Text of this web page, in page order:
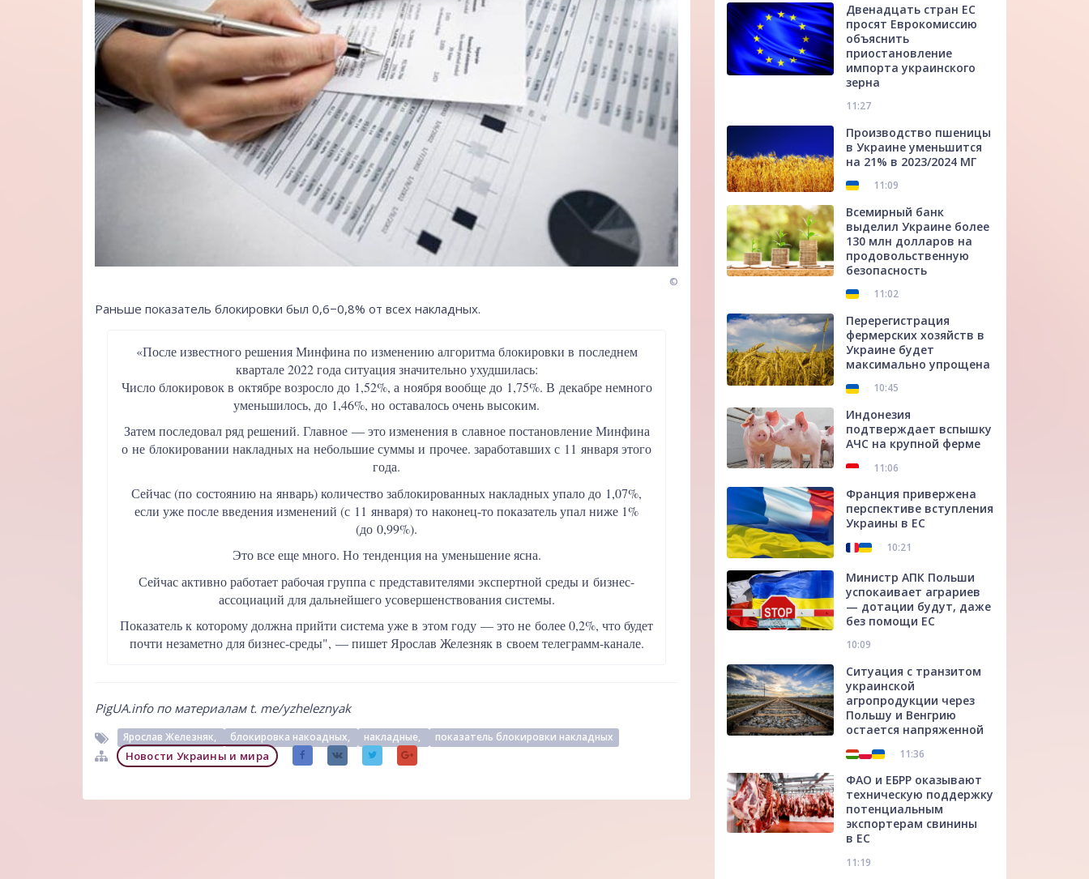
©
Раньше показатель блокировки был 0,6−0,8% от всех накладных.
«После известного решения Минфина по изменению алгоритма блокировки в последнем
квартале 2022 года ситуация значительно ухудшилась:
Число блокировок в октябре возросло до 1,52%, а ноября вообще до 1,75%. В декабре немного
уменьшилось, до 1,46%, но оставалось очень высоким.
Затем последовал ряд решений. Главное — это изменения в славное постановление Минфина
о не блокировании накладных на небольшие суммы и прочее. заработавших с 11 января этого
года.
Сейчас (по состоянию на январь) количество заблокированных накладных упало до 1,07%,
если уже после введения изменений (с 11 января) то наконец-то показатель упал ниже 1%
(до 0,99%).
Это все еще много. Но тенденция на уменьшение ясна.
Сейчас активно работает рабочая группа с представителями экспертной среды и бизнес-
ассоциаций для дальнейшего усовершенствования системы.
Показатель к которому должна прийти система уже в этом году — это не более 0,2%, что будет
почти незаметно для бизнес-среды", — пишет Ярослав Железняк в своем телеграмм-канале.
PigUA.info по материаламt. me/yzheleznyak
Ярослав Железняк, блокировка накоадных, накладные, показатель блокировки накладных
Новости Украины и мира
Двенадцать стран ЕС
просят Еврокомиссию
объяснить
приостановление
импорта украинского
зерна
11:27
Производство пшеницы
в Украине уменьшится
на 21% в 2023/2024 МГ
11:09
Всемирный банк
выделил Украине более
130 млн долларов на
продовольственную
безопасность
11:02
Перерегистрация
фермерских хозяйств в
Украине будет
максимально упрощена
10:45
Индонезия
подтверждает вспышку
АЧС на крупной ферме
11:06
Франция привержена
перспективе вступления
Украины в ЕС
10:21
Министр АПК Польши
успокаивает аграриев
— дотации будут, даже
без помощи ЕС
10:09
Ситуация с транзитом
украинской
агропродукции через
Польшу и Венгрию
остается напряженной
11:36
ФАО и ЕБРР оказывают
техническую поддержку
потенциальным
экспортерам свинины
в ЕС
11:19